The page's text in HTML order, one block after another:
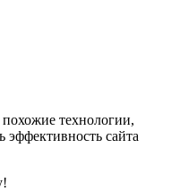
технологии,
сайта